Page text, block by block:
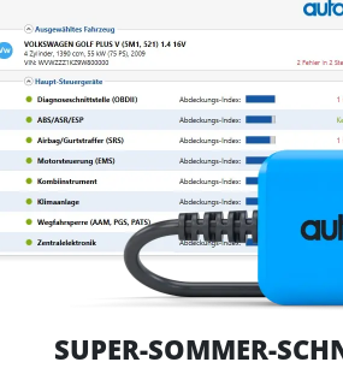
SUPER-SOMMER-